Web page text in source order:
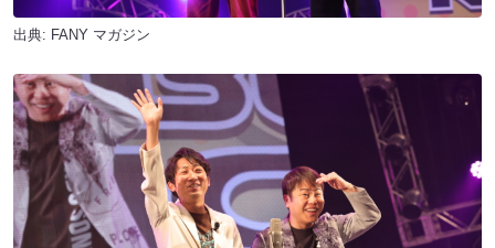
出典: FANY マガジン